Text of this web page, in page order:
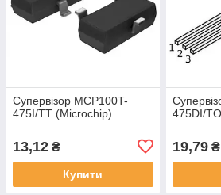
Супервізор MCP100T-
475I/TT (Microchip)
13,12 ₴
Купити
475DI/
19,79₴